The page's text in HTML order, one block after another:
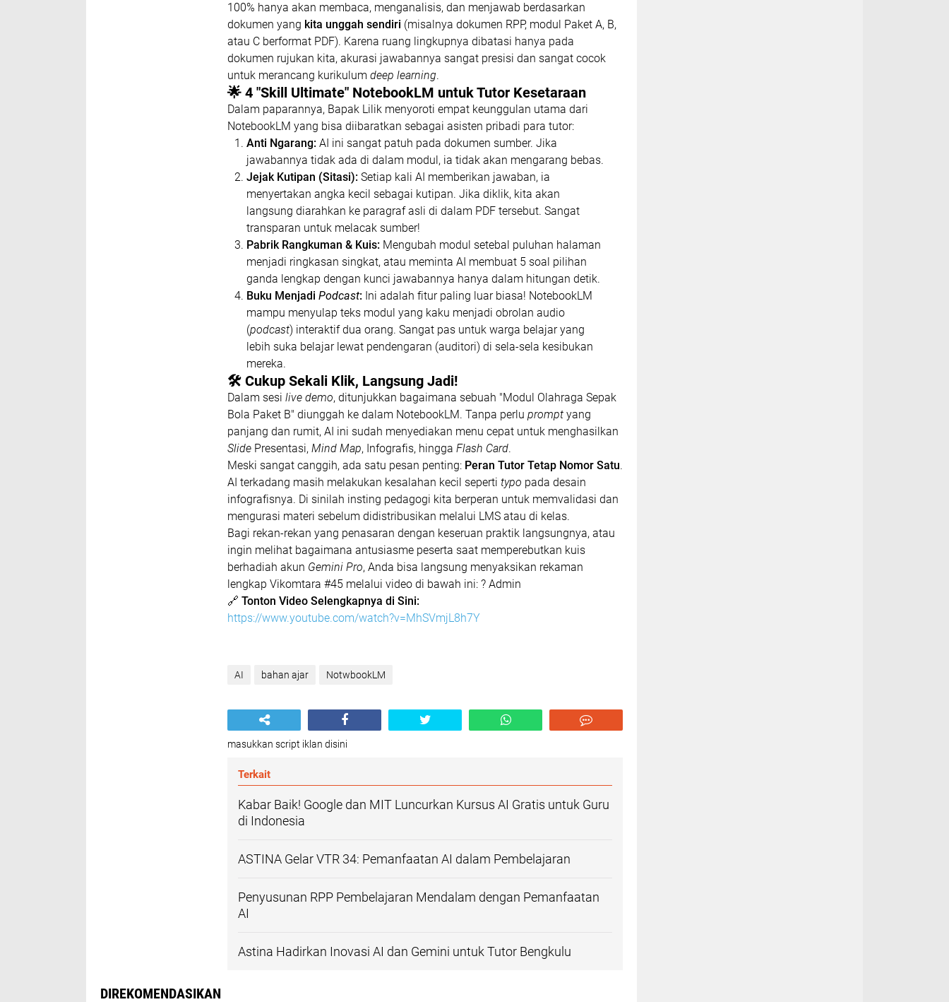
100% hanya akan membaca, menganalisis, dan menjawab berdasarkan
dokumen yang kita unggah sendiri (misalnya dokumen RPP, modul Paket A, B,
atau C berformat PDF). Karena ruang lingkupnya dibatasi hanya pada
dokumen rujukan kita, akurasi jawabannya sangat presisi dan sangat cocok
untuk merancang kurikulum deep learning.
​🌟 4 "Skill Ultimate" NotebookLM untuk Tutor Kesetaraan
​Dalam paparannya, Bapak Lilik menyoroti empat keunggulan utama dari
NotebookLM yang bisa diibaratkan sebagai asisten pribadi para tutor:
Anti Ngarang: AI ini sangat patuh pada dokumen sumber. Jika
jawabannya tidak ada di dalam modul, ia tidak akan mengarang bebas.
Jejak Kutipan (Sitasi): Setiap kali AI memberikan jawaban, ia
menyertakan angka kecil sebagai kutipan. Jika diklik, kita akan
langsung diarahkan ke paragraf asli di dalam PDF tersebut. Sangat
transparan untuk melacak sumber!
Pabrik Rangkuman & Kuis: Mengubah modul setebal puluhan halaman
menjadi ringkasan singkat, atau meminta AI membuat 5 soal pilihan
ganda lengkap dengan kunci jawabannya hanya dalam hitungan detik.
Buku Menjadi Podcast: Ini adalah fitur paling luar biasa! NotebookLM
mampu menyulap teks modul yang kaku menjadi obrolan audio
(podcast) interaktif dua orang. Sangat pas untuk warga belajar yang
lebih suka belajar lewat pendengaran (auditori) di sela-sela kesibukan
mereka.
​🛠️ Cukup Sekali Klik, Langsung Jadi!
​Dalam sesi live demo, ditunjukkan bagaimana sebuah "Modul Olahraga Sepak
Bola Paket B" diunggah ke dalam NotebookLM. Tanpa perlu prompt yang
panjang dan rumit, AI ini sudah menyediakan menu cepat untuk menghasilkan
Slide Presentasi, Mind Map, Infografis, hingga Flash Card.
Meski sangat canggih, ada satu pesan penting: Peran Tutor Tetap Nomor Satu.
AI terkadang masih melakukan kesalahan kecil seperti typo pada desain
infografisnya. Di sinilah insting pedagogi kita berperan untuk memvalidasi dan
mengurasi materi sebelum didistribusikan melalui LMS atau di kelas.
​Bagi rekan-rekan yang penasaran dengan keseruan praktik langsungnya, atau
ingin melihat bagaimana antusiasme peserta saat memperebutkan kuis
berhadiah akun Gemini Pro, Anda bisa langsung menyaksikan rekaman
lengkap Vikomtara #45 melalui video di bawah ini: ? Admin
​🔗 Tonton Video Selengkapnya di Sini:
https://www.youtube.com/watch?v=MhSVmjL8h7Y
AI bahan ajar NotwbookLM
masukkan script iklan disini
Terkait
Kabar Baik! Google dan MIT Luncurkan Kursus AI Gratis untuk Guru
di Indonesia
ASTINA Gelar VTR 34: Pemanfaatan AI dalam Pembelajaran
Penyusunan RPP Pembelajaran Mendalam dengan Pemanfaatan
AI
Astina Hadirkan Inovasi AI dan Gemini untuk Tutor Bengkulu
DIREKOMENDASIKAN